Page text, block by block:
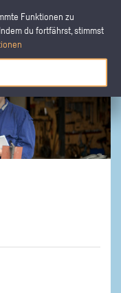
Funktionen zu
du fortfährst, stimmst